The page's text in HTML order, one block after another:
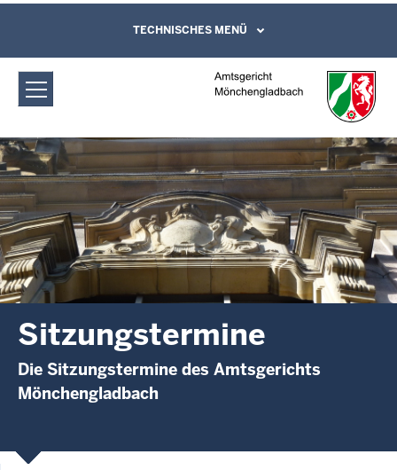
Amtsgericht Mönchengladbach:
Sitzungstermine
Direkt zum Inhalt
Leichte Sprache, Gebärdensprachenvideo
und Kontaktformular
TECHNISCHES MENÜ
Sitzungstermine
Die Sitzungstermine des Amtsgerichts
Mönchengladbach